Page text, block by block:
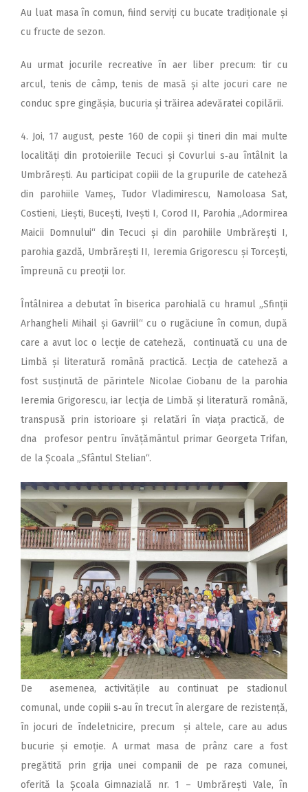
Au luat masa în comun, fiind serviți cu bucate tradiționale și
cu fructe de sezon.
Au urmat jocurile recreative în aer liber precum: tir cu
arcul, tenis de câmp, tenis de masă și alte jocuri care ne
conduc spre gingășia, bucuria și trăirea adevăratei copilării.
4. Joi, 17 august, peste 160 de copii și tineri din mai multe
localități din protoieriile Tecuci și Covurlui s‑au întâlnit la
Umbrărești. Au participat copiii de la grupurile de cateheză
din parohiile Vameș, Tudor Vladimirescu, Namoloasa Sat,
Costieni, Liești, Bucești, Ivești I, Corod II, Parohia „Adormirea
Maicii Domnului“ din Tecuci și din parohiile Umbrărești I,
parohia gazdă, Umbrărești II, Ieremia Grigorescu și Torcești,
împreună cu preoții lor.
Întâlnirea a debutat în biserica parohială cu hramul „Sfinții
Arhangheli Mihail și Gavriil“ cu o rugăciune în comun, după
care a avut loc o lecție de cateheză, continuată cu una de
Limbă și literatură română practică. Lecția de cateheză a
fost susținută de părintele Nicolae Ciobanu de la parohia
Ieremia Grigorescu, iar lecția de Limbă și literatură română,
transpusă prin istorioare și relatări în viața practică, de
dna profesor pentru învățământul primar Georgeta Trifan,
de la Școala „Sfântul Stelian“.
De asemenea, activitățile au continuat pe stadionul
comunal, unde copiii s‑au în trecut în alergare de rezistență,
în jocuri de îndeletnicire, precum și altele, care au adus
bucurie și emoție. A urmat masa de prânz care a fost
pregătită prin grija unei companii de pe raza comunei,
oferită la Școala Gimnazială nr. 1 – Umbrărești Vale, în